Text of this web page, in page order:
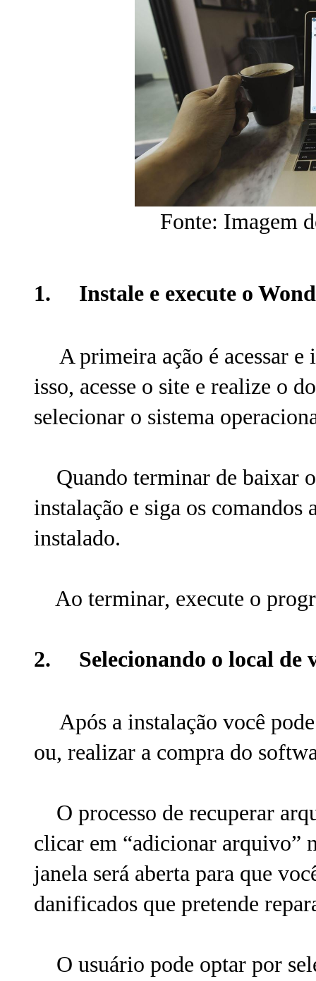
Fonte: Imagem
1. Instale e execute o
A primeira ação é acessar
isso, acesse o site e realize o
selecionar o sistema
Quando terminar de baixar o
instalação e siga os
instalado.
Ao terminar, execute o
2. Selecionando o local de
Após a instalação você
ou, realizar a compra do
O processo de recuperar
clicar em “adicionar arquivo”
janela será aberta para que
danificados que pretende
O usuário pode optar por